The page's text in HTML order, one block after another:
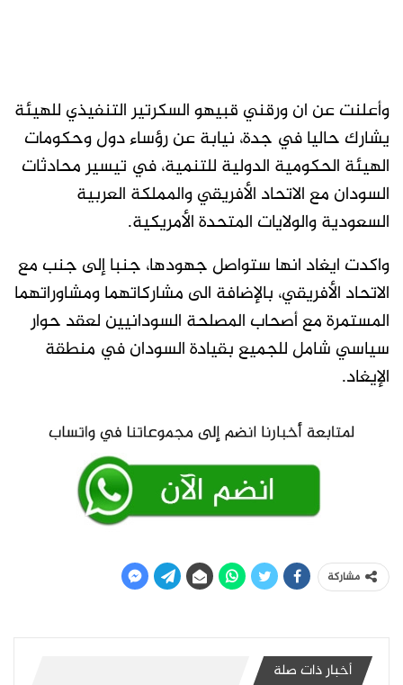
وأعلنت عن ان ورقني قبيهو السكرتير التنفيذي للهيئة
يشارك حاليا في جدة، نيابة عن رؤساء دول وحكومات
الهيئة الحكومية الدولية للتنمية، في تيسير محادثات
السودان مع الاتحاد الأفريقي والمملكة العربية
السعودية والولايات المتحدة الأمريكية.
واكدت ايغاد انها ستواصل جهودها، جنبا إلى جنب مع
الاتحاد الأفريقي، بالإضافة الى مشاركاتهما ومشاوراتهما
المستمرة مع أصحاب المصلحة السودانيين لعقد حوار
سياسي شامل للجميع بقيادة السودان في منطقة
الإيغاد.
مشاركة
أخبار ذات صلة